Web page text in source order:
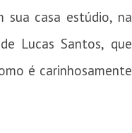
sua casa estúdio, na
Lucas Santos, que
é carinhosamente